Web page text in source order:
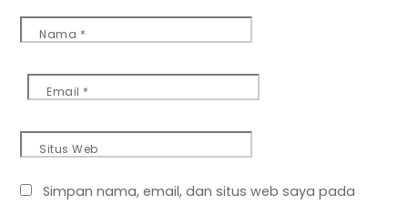
Nama *
Email *
Situs Web
Simpan nama, email, dan situs web saya pada